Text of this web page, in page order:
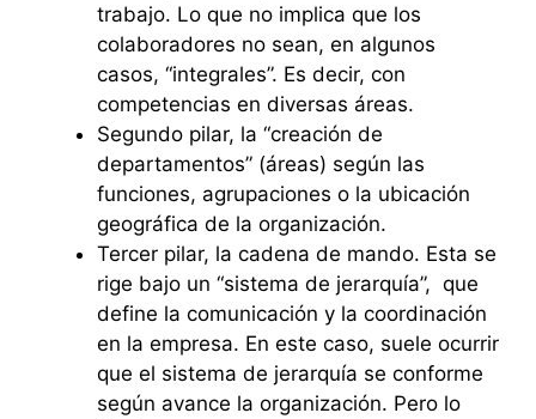
trabajo. Lo que no implica que los
colaboradores no sean, en algunos
casos, “integrales”. Es decir, con
competencias en diversas áreas.
Segundo pilar, la “creación de
departamentos” (áreas) según las
funciones, agrupaciones o la ubicación
geográfica de la organización.
Tercer pilar, la cadena de mando. Esta se
rige bajo un “sistema de jerarquía”, que
define la comunicación y la coordinación
en la empresa. En este caso, suele ocurrir
que el sistema de jerarquía se conforme
según avance la organización. Pero lo